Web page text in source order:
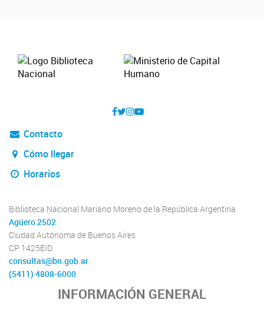
Contacto
Cómo llegar
Horarios
Biblioteca Nacional Mariano Moreno de la República Argentina
Agüero 2502
Ciudad Autónoma de Buenos Aires
CP 1425EID
consultas@bn.gob.ar
(5411) 4808-6000
INFORMACIÓN GENERAL